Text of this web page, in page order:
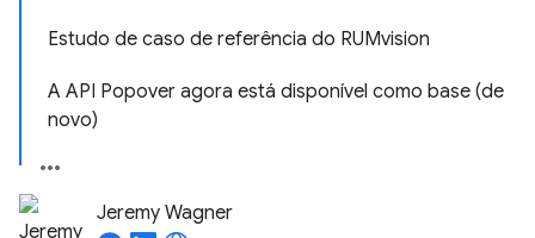
Estudo de caso de referência do RUMvision
A API Popover agora está disponível como base (de
novo)
Jeremy Wagner